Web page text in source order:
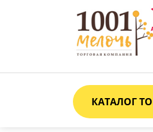
КАТАЛОГ